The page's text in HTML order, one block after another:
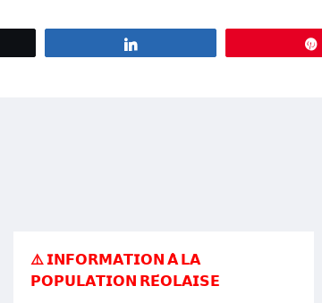
⚠️ 𝗜𝗡𝗙𝗢𝗥𝗠𝗔𝗧𝗜𝗢𝗡 𝗔̀ 𝗟𝗔
𝗣𝗢𝗣𝗨𝗟𝗔𝗧𝗜𝗢𝗡 𝗥𝗘́𝗢𝗟𝗔𝗜𝗦𝗘